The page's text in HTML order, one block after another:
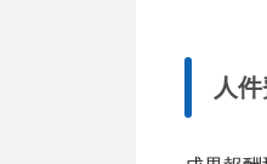
人